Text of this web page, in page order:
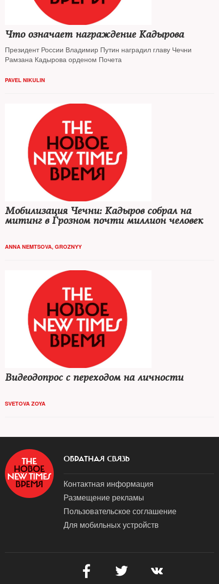
Что означает награждение Кадырова
Президент России Владимир Путин наградил главу Чечни
Рамзана Кадырова орденом Почета
PAVEL NIKULIN
Мобилизация Чечни: Кадыров собрал на
митинг в Грозном почти миллион человек
ANNA NEMTSOVA, GROZNYY
Видеодопрос с переходом на личности
SVETOVA ZOYA
ОБРАТНАЯ СВЯЗЬ
Контактная информация
Размещение рекламы
Пользовательское соглашение
Для мобильных устройств